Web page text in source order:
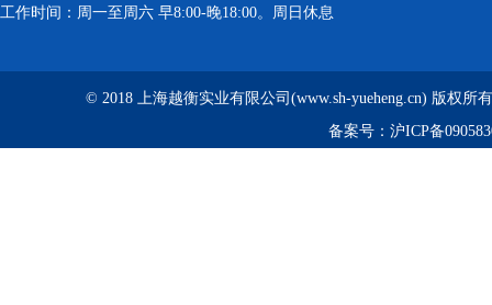
工作时间：周一至周六 早8:00-晚18:00。周日休息
© 2018 上海越衡实业有限公司(www.sh-yueheng.cn) 版权所
备案号： 沪ICP备